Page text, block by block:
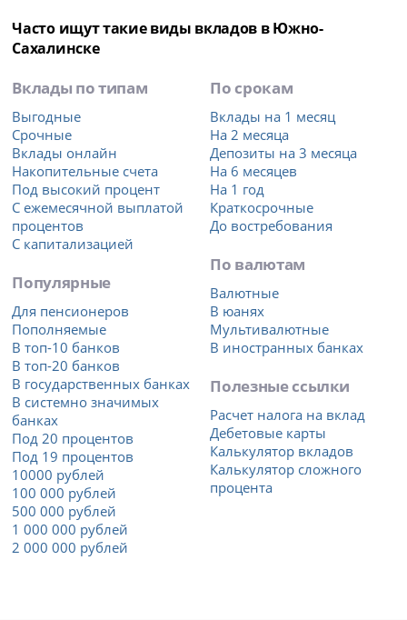
Часто ищут такие виды вкладов в Южно-
Сахалинске
Вклады по типам
Выгодные
Срочные
Вклады онлайн
Накопительные счета
Под высокий процент
С ежемесячной выплатой
процентов
С капитализацией
Популярные
Для пенсионеров
Пополняемые
В топ-10 банков
В топ-20 банков
В государственных банках
В системно значимых
банках
Под 20 процентов
Под 19 процентов
10000 рублей
100 000 рублей
500 000 рублей
1 000 000 рублей
2 000 000 рублей
По срокам
Вклады на 1 месяц
На 2 месяца
Депозиты на 3 месяца
На 6 месяцев
На 1 год
Краткосрочные
До востребования
По валютам
Валютные
В юанях
Мультивалютные
В иностранных банках
Полезные ссылки
Расчет налога на вклад
Дебетовые карты
Калькулятор вкладов
Калькулятор сложного
процента